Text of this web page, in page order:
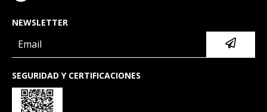
NEWSLETTER
SEGURIDAD Y CERTIFICACIONES